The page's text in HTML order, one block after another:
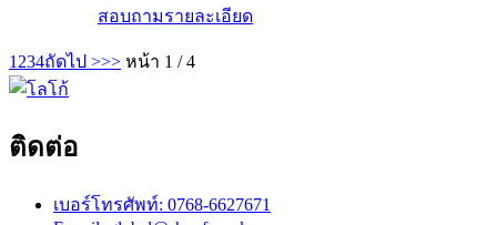
สอบถามรายละเอียด
1 234ถัดไป >>> หน้า 1 / 4
ติดต่อ
เบอร์โทรศัพท์: 0768-6627671